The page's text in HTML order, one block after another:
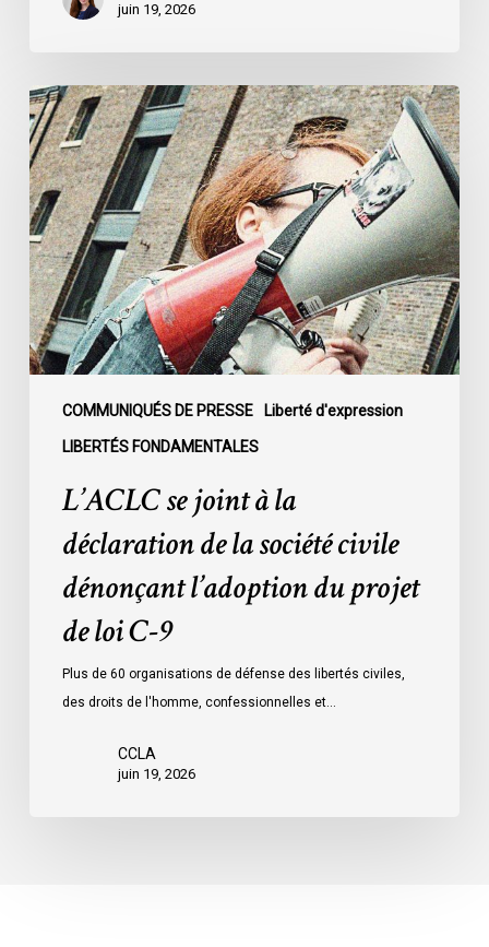
juin 19, 2026
COMMUNIQUÉS DE PRESSE Liberté d'expression
LIBERTÉS FONDAMENTALES
L’ACLC
se
joint
à
la
déclaration
de
la
société
civile
l’adoption
L’ACLC se joint à la
déclaration de la société civile
dénonçant l’adoption du projet
de loi C-9
Plus de 60 organisations de défense des libertés civiles,
des droits de l'homme, confessionnelles et…
CCLA
juin 19, 2026